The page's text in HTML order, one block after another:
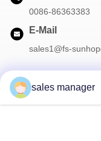
0086-86363383
E-Mail
sales1@fs-
sales manager